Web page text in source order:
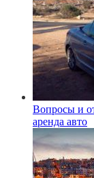
Вопросы и
аренда авто